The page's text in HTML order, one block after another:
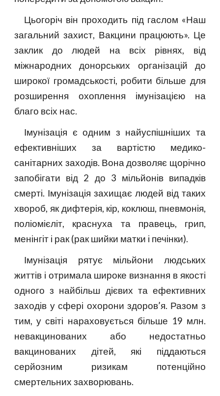
Цьогоріч він проходить під гаслом «Наш
загальний захист, Вакцини працюють». Це
заклик до людей на всіх рівнях, від
міжнародних донорських організацій до
широкої громадськості, робити більше для
розширення охоплення імунізацією на
благо всіх нас.
Імунізація є одним з найуспішніших та
ефективніших за вартістю медико-
санітарних заходів. Вона дозволяє щорічно
запобігати від 2 до 3 мільйонів випадків
смерті. Імунізація захищає людей від таких
хвороб, як дифтерія, кір, коклюш, пневмонія,
поліомієліт, краснуха та правець, грип,
менінгіт і рак (рак шийки матки і печінки).
Імунізація рятує мільйони людських
життів і отримала широке визнання в якості
одного з найбільш дієвих та ефективних
заходів у сфері охорони здоров’я. Разом з
тим, у світі нараховується більше 19 млн.
невакцинованих або недостатньо
вакцинованих дітей, які піддаються
серйозним ризикам потенційно
смертельних захворювань.